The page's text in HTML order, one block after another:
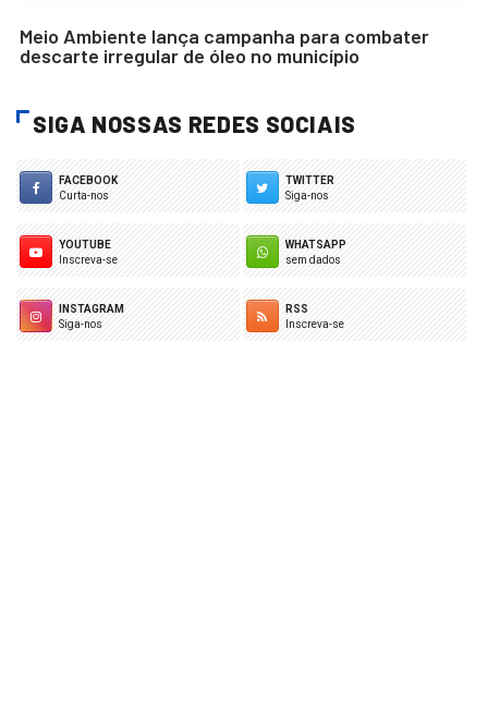
Meio Ambiente lança campanha para combater
descarte irregular de óleo no município
SIGA NOSSAS REDES SOCIAIS
FACEBOOK
Curta-nos
TWITTER
Siga-nos
YOUTUBE
Inscreva-se
WHATSAPP
sem dados
INSTAGRAM
Siga-nos
RSS
Inscreva-se